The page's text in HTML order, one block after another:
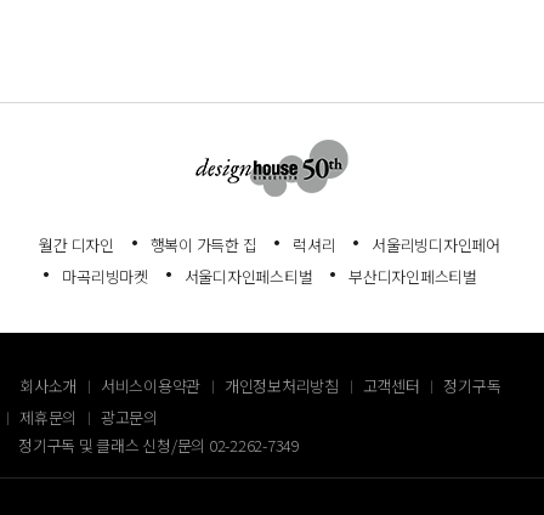
월간 디자인 행복이 가득한 집 럭셔리
서울리빙디자인페어
마곡리빙마켓
서울디자인페스티벌 부산디자인페스티벌
회사소개 서비스이용약관 개인정보처리방침 고객센터
정기구독
제휴문의
광고문의
정기구독 및 클래스 신청/문의 02-2262-7349